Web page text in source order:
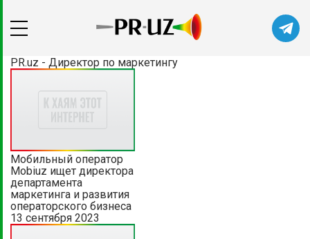
PR.uz - Директор по маркетингу
Мобильный оператор
Mobiuz ищет директора
департамента
маркетинга и развития
операторского бизнеса
13 сентября 2023